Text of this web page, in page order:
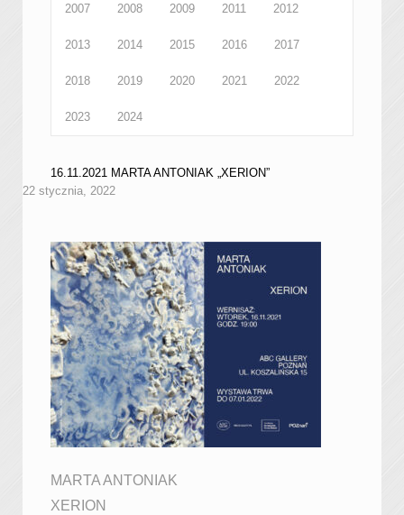
2007 2008 2009 2011 2012
2013 2014 2015 2016 2017
2018 2019 2020 2021 2022
2023 2024
16.11.2021 MARTA ANTONIAK „XERION”
22 stycznia, 2022
MARTA ANTONIAK
XERION